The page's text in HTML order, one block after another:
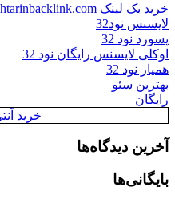
خرید بک لینک behtarinbacklink.com
لایسنس نود32
پسورد نود 32
اوکلی لایسنس رایگان نود 32
همیار نود 32
بهترین سئو
رایگان
خرید
آخرین دیدگاه‌ها
بایگانی‌ها